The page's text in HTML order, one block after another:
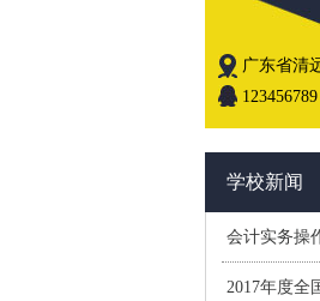
广东省清
123456789
学校新闻
会计实务操
学(小班制）
2017年度全